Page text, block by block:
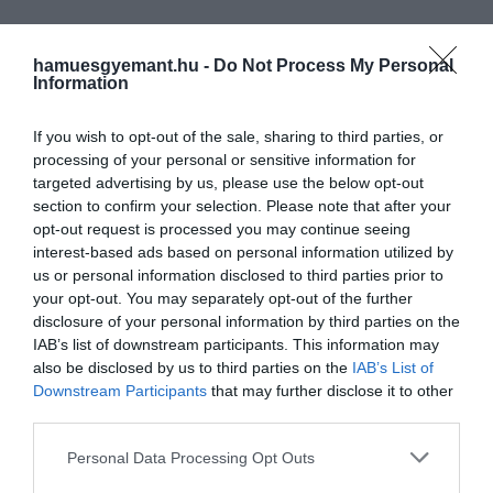
hamuesgyemant.hu - Do Not Process My Personal
Information
If you wish to opt-out of the sale, sharing to third parties, or
processing of your personal or sensitive information for
targeted advertising by us, please use the below opt-out
section to confirm your selection. Please note that after your
opt-out request is processed you may continue seeing
interest-based ads based on personal information utilized by
us or personal information disclosed to third parties prior to
your opt-out. You may separately opt-out of the further
disclosure of your personal information by third parties on the
IAB’s list of downstream participants. This information may
also be disclosed by us to third parties on the IAB’s List of
Downstream Participants that may further disclose it to other
Please note that this website/app uses one or more Google
Personal Data Processing Opt Outs
győződve arról, hogy…